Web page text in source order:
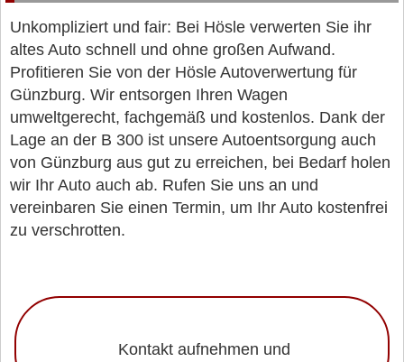
Unkompliziert und fair: Bei Hösle verwerten Sie ihr
altes Auto schnell und ohne großen Aufwand.
Profitieren Sie von der Hösle Autoverwertung für
Günzburg. Wir entsorgen Ihren Wagen
umweltgerecht, fachgemäß und kostenlos. Dank der
Lage an der B 300 ist unsere Autoentsorgung auch
von Günzburg aus gut zu erreichen, bei Bedarf holen
wir Ihr Auto auch ab. Rufen Sie uns an und
vereinbaren Sie einen Termin, um Ihr Auto kostenfrei
zu verschrotten.
Kontakt aufnehmen und